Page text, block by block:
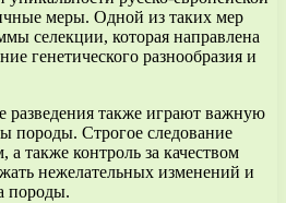
меры. Одной из таких мер
селекции, которая направлена
генетического разнообразия и
разведения также играют важную
породы. Строгое следование
а также контроль за качеством
нежелательных изменений и
породы.